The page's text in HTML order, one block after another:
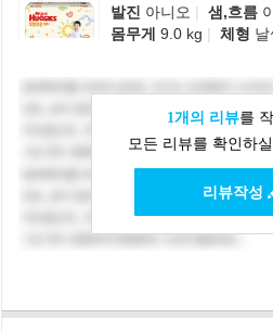
발진 아니오 | 샘,흐름
몸무게 9.0 kg | 체형 날
1개의 리뷰를
모든 리뷰를 확인하
리뷰작성